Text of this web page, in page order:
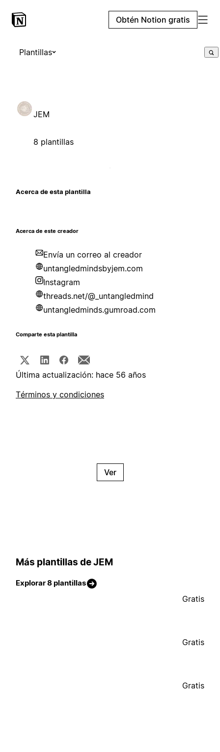
Obtén Notion gratis
Plantillas
JEM
8 plantillas
Acerca de esta plantilla
Acerca de este creador
Envía un correo al creador
untangledmindsbyjem.com
Instagram
threads.net/@_untangledmind
untangledminds.gumroad.com
Comparte esta plantilla
Última actualización: hace 56 años
Términos y condiciones
Ver
Más plantillas de JEM
Explorar 8 plantillas
Gratis
Gratis
Gratis